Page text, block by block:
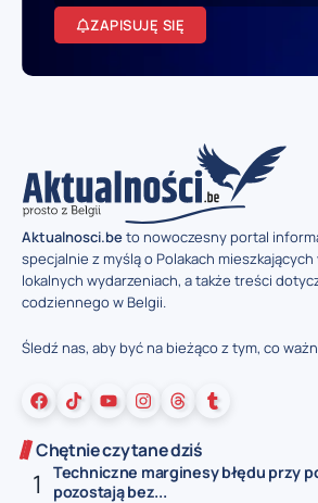
ZAPISUJĘ SIĘ
Aktualnosci.beto nowoczesny portal
specjalnie z myślą o Polakach
lokalnych wydarzeniach, a także treści
codziennego w Belgii.
Śledź nas, aby być na bieżąco z tym, co
Chętnie czytane dziś
Techniczne marginesy błędu przy
pozostają bez...